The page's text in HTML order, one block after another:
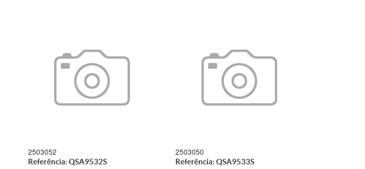
2503052
Referência: QSA9532S
2503050
Referência: QSA9533S